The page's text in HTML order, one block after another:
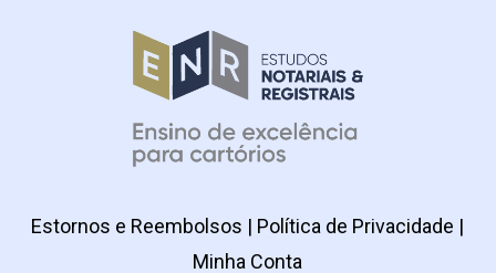
Estornos e Reembolsos | Política de Privacidade |
Minha Conta